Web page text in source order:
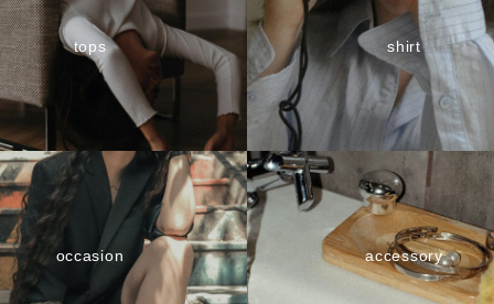
tops shirt
occasion accessory